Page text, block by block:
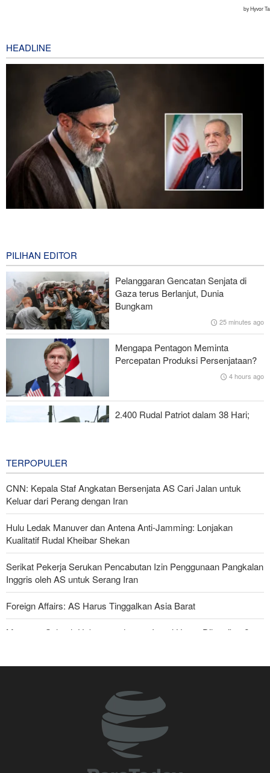
HEADLINE
Operasi terbaru Militer Yaman; Kilang Aramco di Jizan Jadi
Target
Ekonomi AS Terkuras: 23.000 Pekerjaan Non-Pertanian Lenyap
Akibat Perang Iran
Araghchi: Iran Tetap Teguh Dukung Pada Komitmen Perlawanan
Dua Sisi Arab Saudi Diserang; 'Pakta Makkah' Hanya Bertahan
Dua Hari?
PILIHAN EDITOR
Pelanggaran Gencatan Senjata di
Gaza terus Berlanjut, Dunia
Bungkam
25 minutes ago
Mengapa Pentagon Meminta
Percepatan Produksi Persenjataan?
4 hours ago
2.400 Rudal Patriot dalam 38 Hari;
TERPOPULER
CNN: Kepala Staf Angkatan Bersenjata AS Cari Jalan untuk
Keluar dari Perang dengan Iran
Hulu Ledak Manuver dan Antena Anti-Jamming: Lonjakan
Kualitatif Rudal Kheibar Shekan
Serikat Pekerja Serukan Pencabutan Izin Penggunaan Pangkalan
Inggris oleh AS untuk Serang Iran
Foreign Affairs: AS Harus Tinggalkan Asia Barat
Mengapa Seluruh Hubungan dengan Israel Harus Dihentikan?
Anggota Senior Ansarullah: Pernyataan DK PBB Tidak Layak
Joe Kent: Komunitas Intelijen AS Tahu Iran Tidak Buat Nuklir, Tapi
Suara Mereka Dibungkam